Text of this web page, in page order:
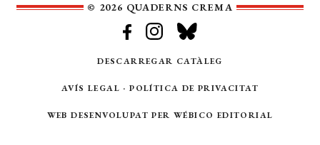
© 2026 QUADERNS CREMA
DESCARREGAR CATÀLEG
AVÍS LEGAL ·POLÍTICA DE PRIVACITAT
WEB DESENVOLUPAT PER WÉBICO EDITORIAL